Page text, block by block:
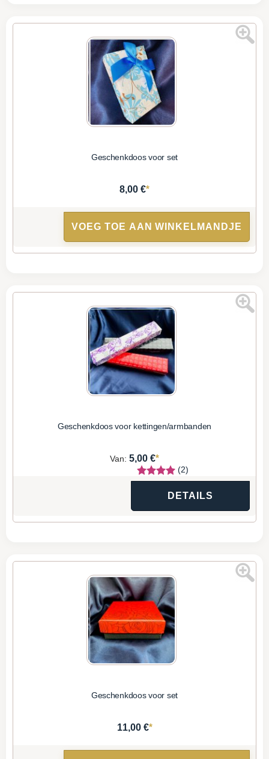
Geschenkdoos voor set
8,00 €*
VOEG TOE AAN WINKELMANDJE
Geschenkdoos voor kettingen/armbanden
Van: 5,00 €*
(2)
DETAILS
Geschenkdoos voor set
11,00 €*